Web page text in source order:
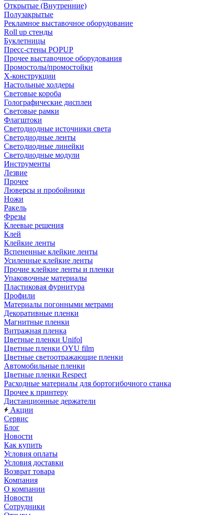
Открытые (Внутренние)
Полузакрытые
Рекламное выставочное оборудование
Roll up стенды
Буклетницы
Пресс-стены POPUP
Прочее выставочное оборудования
Промостолы/промостойки
Х-конструкции
Настольные холдеры
Световые короба
Голографические дисплеи
Световые рамки
Флагштоки
Светодиодные источники света
Светодиодные ленты
Светодиодные линейки
Светодиодные модули
Инструменты
Лезвие
Прочее
Люверсы и пробойники
Ножи
Ракель
Фрезы
Клеевые решения
Клей
Клейкие ленты
Вспененные клейкие ленты
Усиленные клейкие ленты
Прочие клейкие ленты и пленки
Упаковочные материалы
Пластиковая фурнитура
Профили
Материалы погонными метрами
Декоративные пленки
Магнитные пленки
Витражная пленка
Цветные пленки Unifol
Цветные пленки OYU film
Цветные светоотражающие пленки
Автомобильные пленки
Цветные пленки Respect
Расходные материалы для бортогибочного станка
Прочее к принтеру
Дистанционные держатели
Акции
Сервис
Блог
Новости
Как купить
Условия оплаты
Условия доставки
Возврат товара
Компания
О компании
Новости
Сотрудники